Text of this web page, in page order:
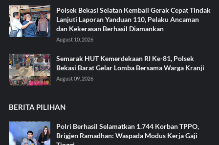
Polsek Bekasi Selatan Kembali Gerak Cepat Tindak
Lanjuti Laporan Yanduan 110, Pelaku Ancaman
dan Kekerasan Berhasil Diamankan
August 10, 2026
Semarak HUT Kemerdekaan RI Ke-81, Polsek
Bekasi Barat Gelar Lomba Bersama Warga Kranji
August 09, 2026
BERITA PILIHAN
Polri Berhasil Selamatkan 1.744 Korban TPPO,
Brigjen Ramadhan: Waspada Modus Kerja Gaji